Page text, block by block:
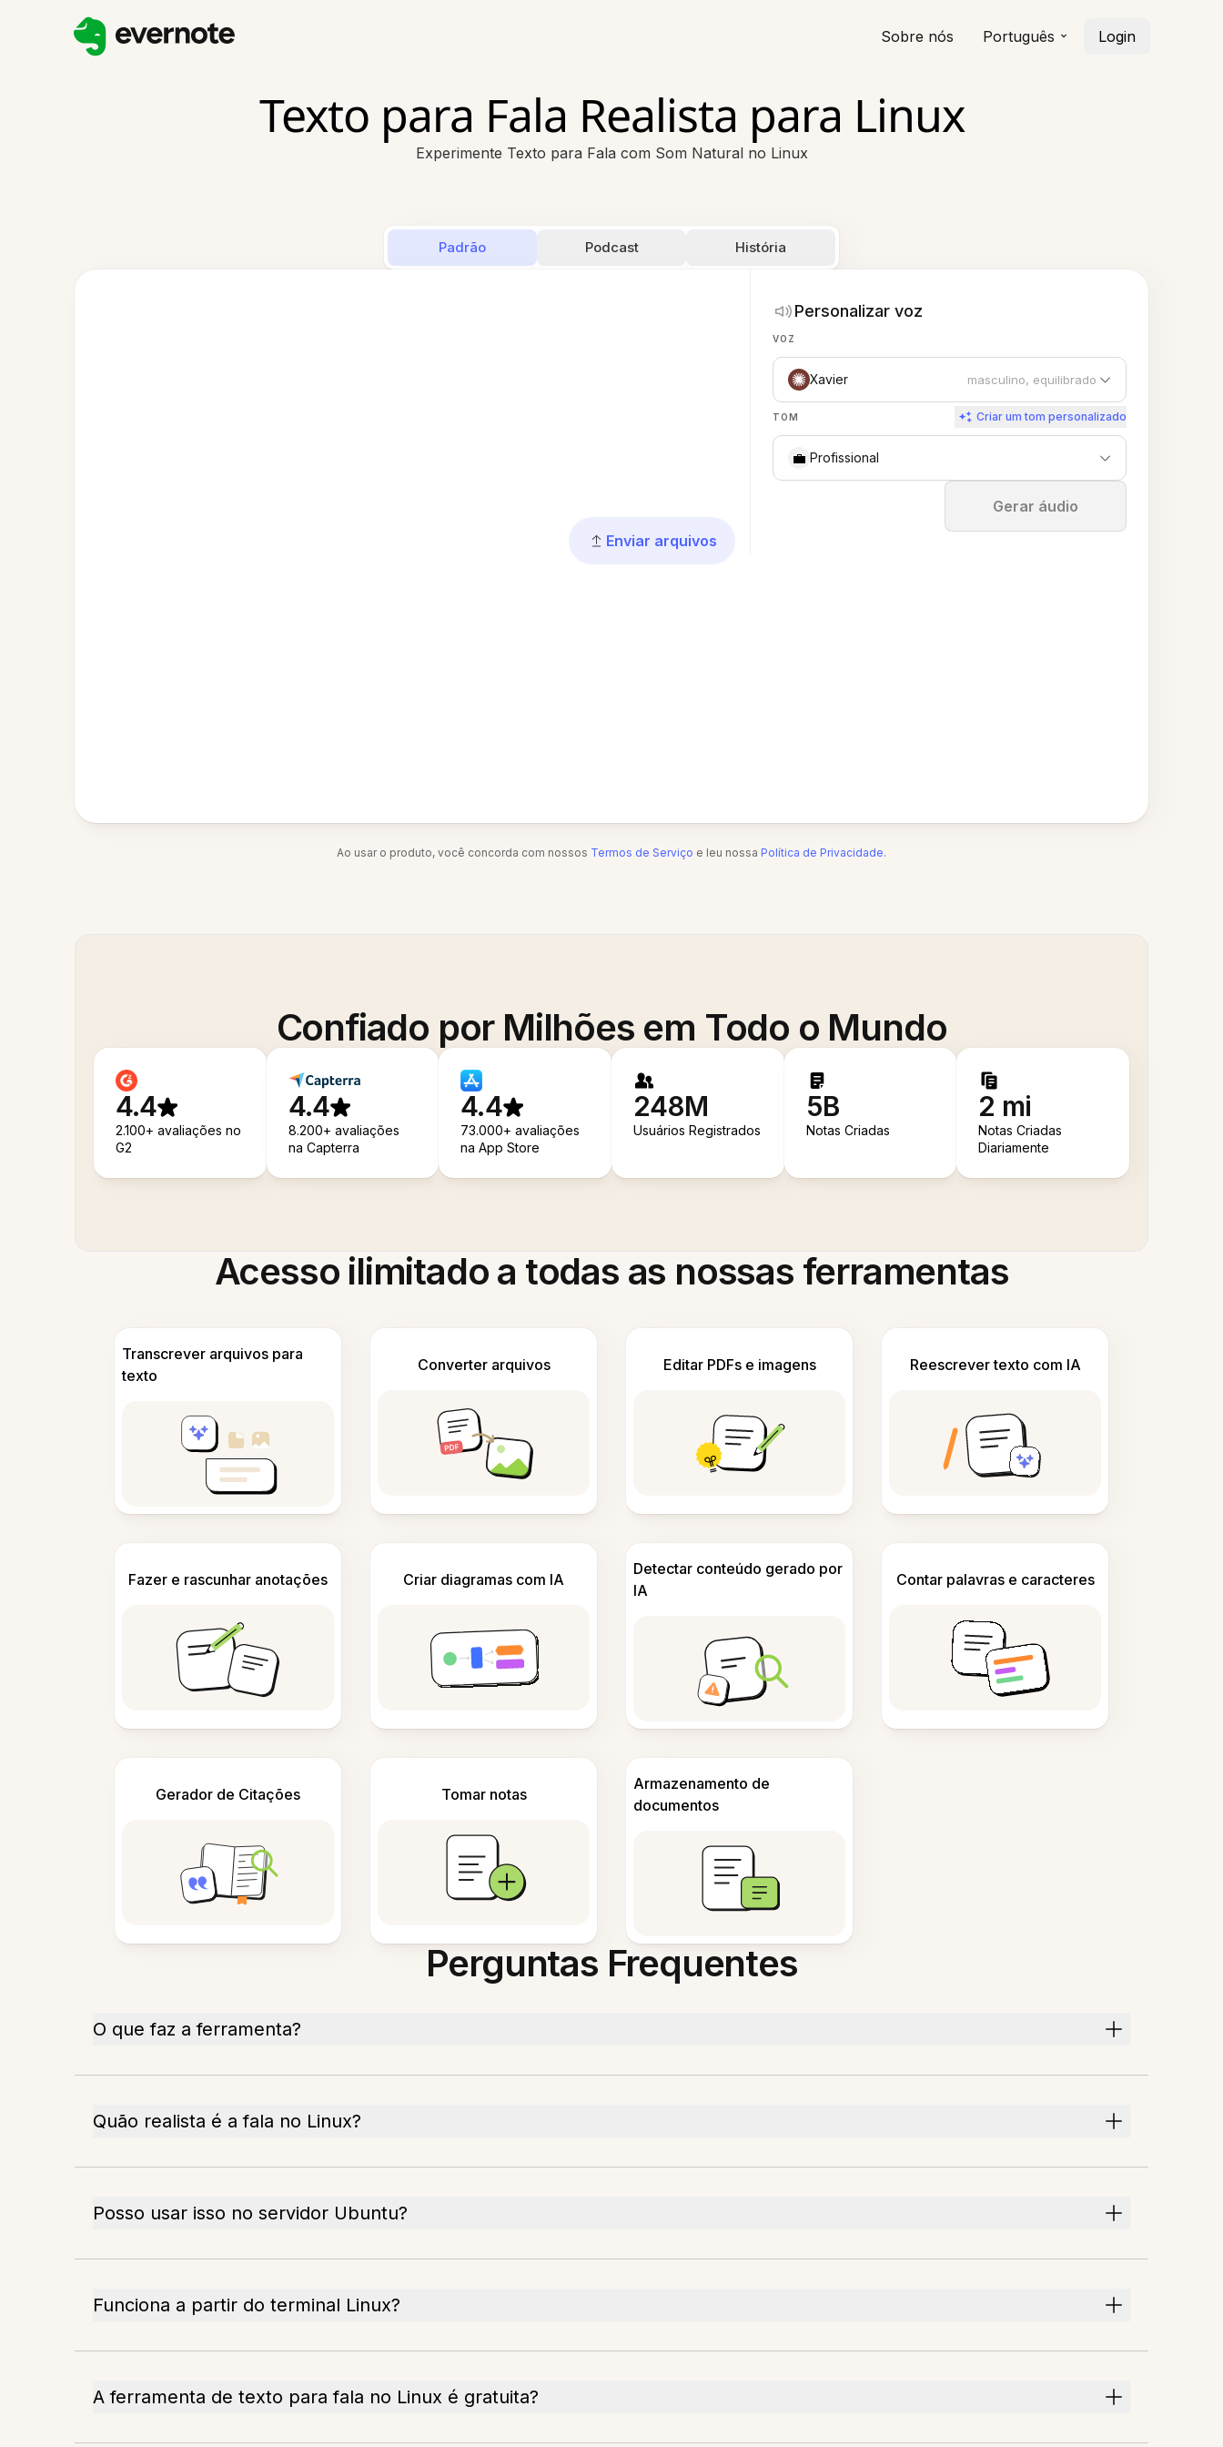
Sobre nós Português Login
Texto para Fala Realista para Linux
Experimente Texto para Fala com Som Natural no Linux
Padrão Podcast História
Enviar arquivos
Personalizar voz
VOZ
Xavier masculino, equilibrado
TOM Criar um tom personalizado
💼 Profissional
Gerar áudio
Parar
Ao usar o produto, você concorda com nossos Termos de Serviço e leu nossa Política de Privacidade.
Confiado por Milhões em Todo o Mundo
4.4
2.100+ avaliações no
G2
4.4
8.200+ avaliações
na Capterra
4.4
73.000+ avaliações
na App Store
248M
Usuários Registrados
5B
Notas Criadas
2 mi
Notas Criadas
Diariamente
Acesso ilimitado a todas as nossas ferramentas
Transcrever arquivos para
texto
Converter arquivos Editar PDFs e imagens Reescrever texto com IA
Fazer e rascunhar anotações Criar diagramas com IA
Detectar conteúdo gerado por
IA
Contar palavras e caracteres
Gerador de Citações Tomar notas
Armazenamento de
documentos
Perguntas Frequentes
O que faz a ferramenta?
Quão realista é a fala no Linux?
Posso usar isso no servidor Ubuntu?
Funciona a partir do terminal Linux?
A ferramenta de texto para fala no Linux é gratuita?